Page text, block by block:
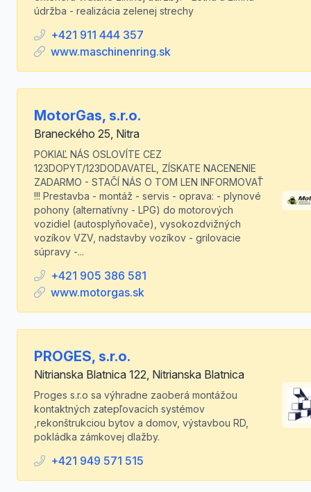
údržba - realizácia zelenej strechy
+421 911 444 357
www.maschinenring.sk
MotorGas, s.r.o.
Braneckého 25, Nitra
POKIAĽ NÁS OSLOVÍTE CEZ
123DOPYT/123DODAVATEL, ZÍSKATE NACENENIE
ZADARMO - STAČÍ NÁS O TOM LEN INFORMOVAŤ
!!! Prestavba - montáž - servis - oprava: - plynové
pohony (alternatívny - LPG) do motorových
vozidiel (autosplyňovače), vysokozdvižných
vozíkov VZV, nadstavby vozíkov - grilovacie
súpravy -...
+421 905 386 581
www.motorgas.sk
PROGES, s.r.o.
Nitrianska Blatnica 122, Nitrianska Blatnica
Proges s.r.o sa výhradne zaoberá montážou
kontaktných zatepľovacích systémov
,rekonštrukciou bytov a domov, výstavbou RD,
pokládka zámkovej dlažby.
+421 949 571 515